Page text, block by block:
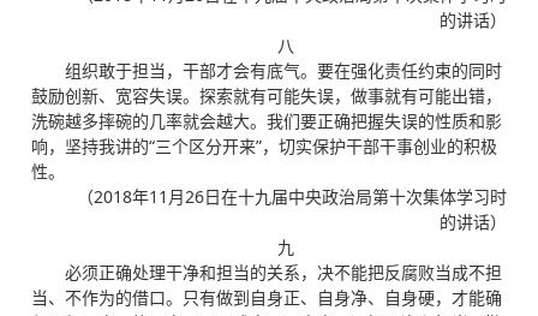
的讲话）
八
组织敢于担当，干部才会有底气。要在强化责任约束的同时
鼓励创新、宽容失误。探索就有可能失误，做事就有可能出错，
洗碗越多摔碗的几率就会越大。我们要正确把握失误的性质和影
响，坚持我讲的“三个区分开来”，切实保护干部干事创业的积极
性。
（2018年11月26日在十九届中央政治局第十次集体学习时
的讲话）
九
必须正确处理干净和担当的关系，决不能把反腐败当成不担
当、不作为的借口。只有做到自身正、自身净、自身硬，才能确